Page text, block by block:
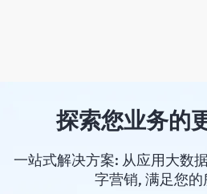
探索您业务的
一站式解决方案: 从应用大数
字营销, 满足您